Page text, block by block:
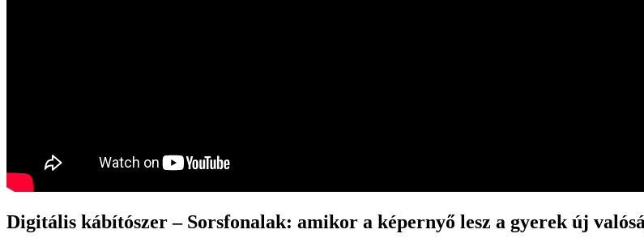
Digitális kábítószer – Sorsfonalak: amikor a képernyő lesz a gyerek új